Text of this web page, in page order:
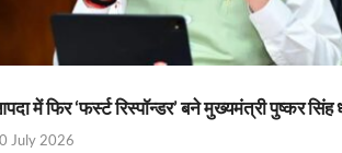
में फिर ‘फर्स्ट रिस्पॉन्डर’ बने मुख्यमंत्री पुष्कर सिंह
July 2026